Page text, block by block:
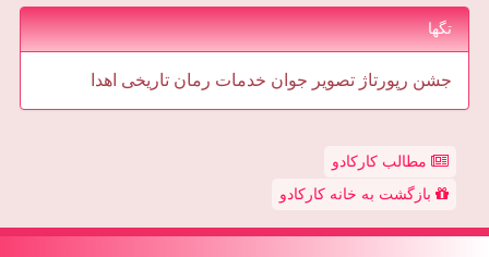
تگها
جشن رپورتاژ تصویر جوان خدمات رمان تاریخی اهدا
مطالب کارکادو
بازگشت به خانه کارکادو